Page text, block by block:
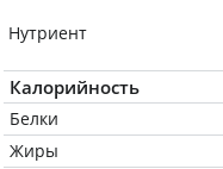
Нутриент
Калорийность
Белки
Жиры